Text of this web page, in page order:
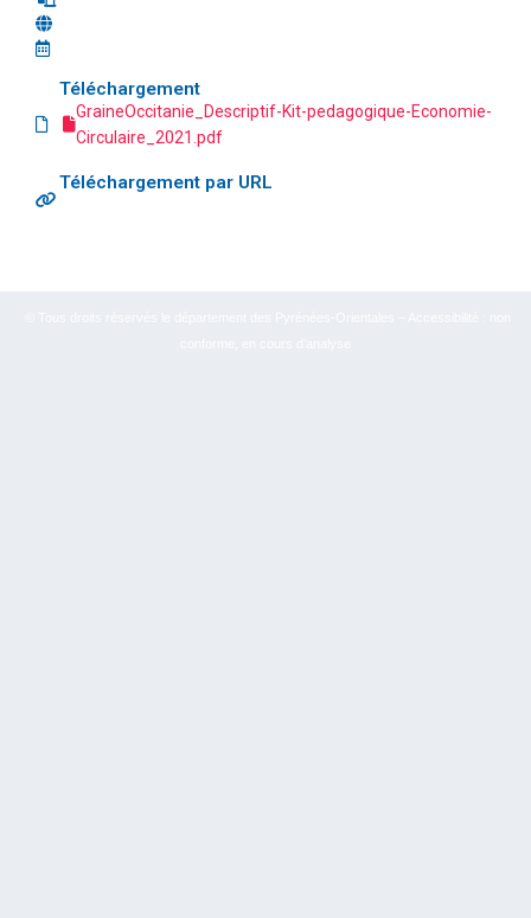
Téléchargement
GraineOccitanie_Descriptif-Kit-pedagogique-Economie-
Circulaire_2021.pdf
Téléchargement par URL